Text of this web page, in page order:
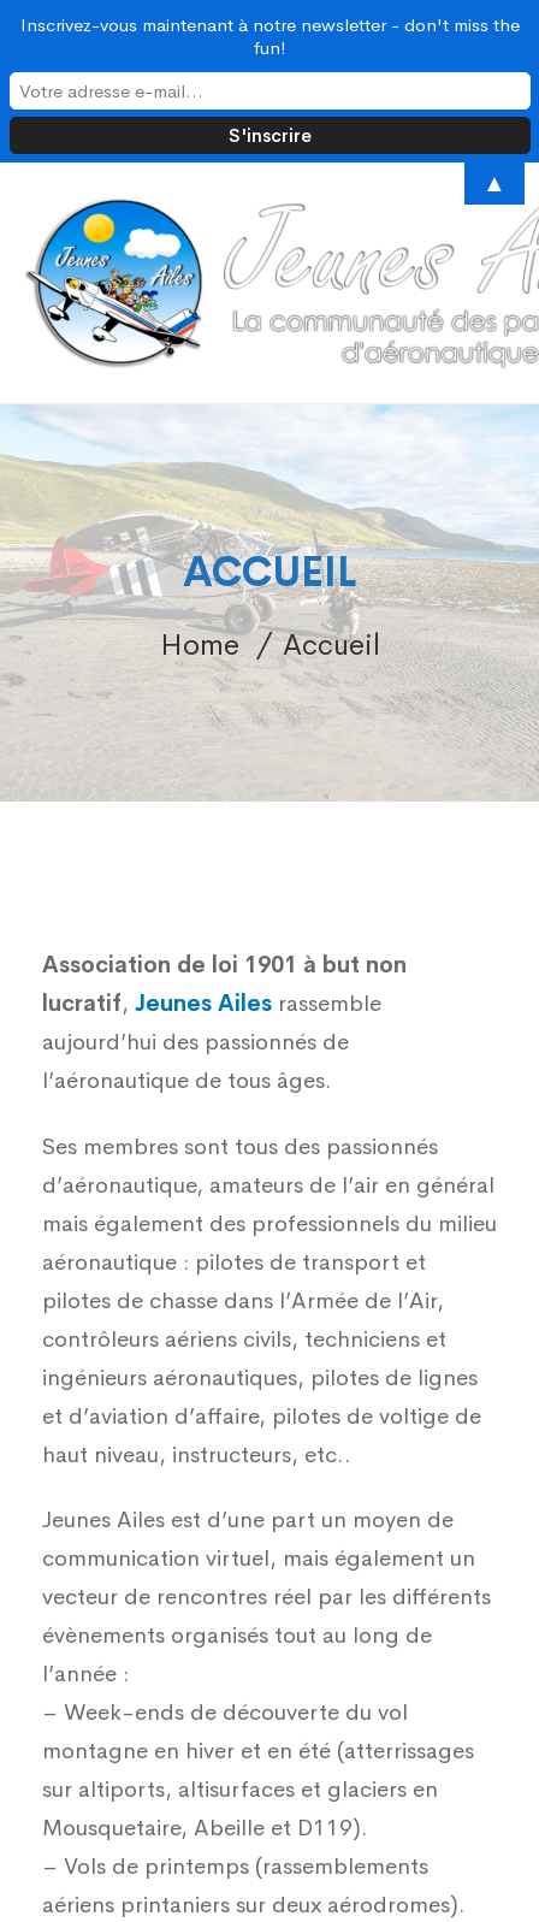
ACCUEIL
Home Accueil
Accueil
Association de loi 1901 à but non
lucratif, Jeunes Ailes rassemble
aujourd’hui des passionnés de
l’aéronautique de tous âges.
Ses membres sont tous des passionnés
d’aéronautique, amateurs de l’air en général
mais également des professionnels du milieu
aéronautique : pilotes de transport et
pilotes de chasse dans l’Armée de l’Air,
contrôleurs aériens civils, techniciens et
ingénieurs aéronautiques, pilotes de lignes
et d’aviation d’affaire, pilotes de voltige de
haut niveau, instructeurs, etc..
Jeunes Ailes est d’une part un moyen de
communication virtuel, mais également un
vecteur de rencontres réel par les différents
évènements organisés tout au long de
l’année :
– Week-ends de découverte du vol
montagne en hiver et en été (atterrissages
sur altiports, altisurfaces et glaciers en
Mousquetaire, Abeille et D119).
– Vols de printemps (rassemblements
aériens printaniers sur deux aérodromes).
Inscrivez-vous maintenant à notre newsletter - don't miss the
fun!
▲